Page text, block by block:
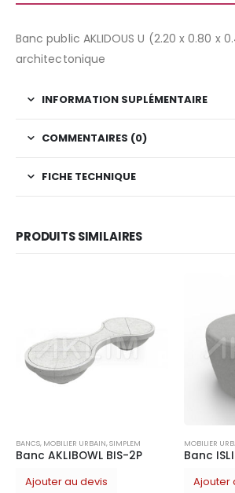
Banc public AKLIDOUS U (2.20 x 0.80 x
architectonique
INFORMATION SUPLÉMENTAIRE
COMMENTAIRES (0)
FICHE TECHNIQUE
PRODUITS SIMILAIRES
URBAIN,SIMPLEM
BIS-2P
devis
MOBILIER URBAIN SIMPLEM,TABOURETS
Banc ISLI 800
Ajouter au devis